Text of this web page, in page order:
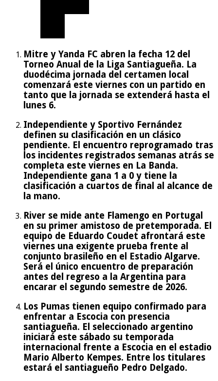
Mitre y Yanda FC abren la fecha 12 del
Torneo Anual de la Liga Santiagueña. La
duodécima jornada del certamen local
comenzará este viernes con un partido en
tanto que la jornada se extenderá hasta el
lunes 6.
Independiente y Sportivo Fernández
definen su clasificación en un clásico
pendiente. El encuentro reprogramado tras
los incidentes registrados semanas atrás se
completa este viernes en La Banda.
Independiente gana 1 a 0 y tiene la
clasificación a cuartos de final al alcance de
la mano.
River se mide ante Flamengo en Portugal
en su primer amistoso de pretemporada. El
equipo de Eduardo Coudet afrontará este
viernes una exigente prueba frente al
conjunto brasileño en el Estadio Algarve.
Será el único encuentro de preparación
antes del regreso a la Argentina para
encarar el segundo semestre de 2026.
Los Pumas tienen equipo confirmado para
enfrentar a Escocia con presencia
santiagueña. El seleccionado argentino
iniciará este sábado su temporada
internacional frente a Escocia en el estadio
Mario Alberto Kempes. Entre los titulares
estará el santiagueño Pedro Delgado.